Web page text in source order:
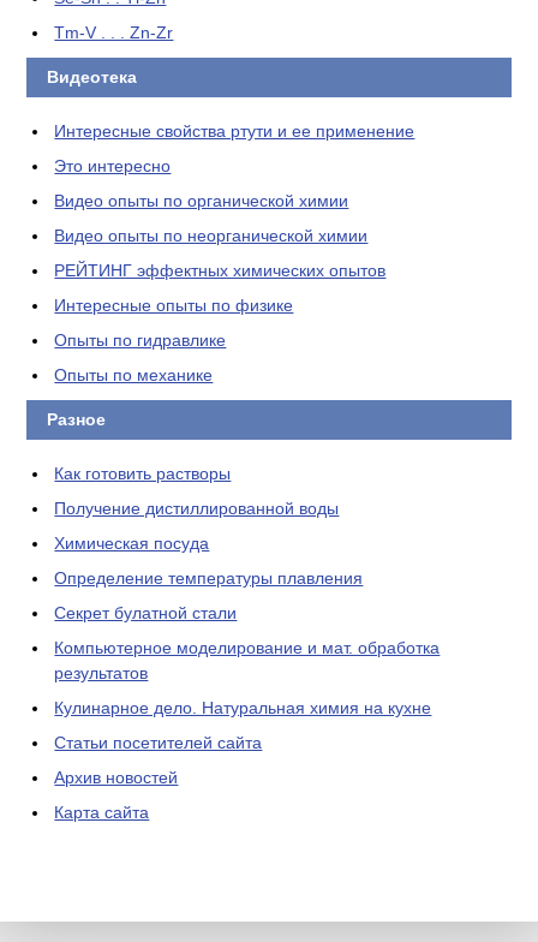
Tm-V . . . Zn-Zr
Видеотека
Интересные свойства ртути и ее применение
Это интересно
Видео опыты по органической химии
Видео опыты по неорганической химии
РЕЙТИНГ эффектных химических опытов
Интересные опыты по физике
Опыты по гидравлике
Опыты по механике
Разное
Как готовить растворы
Получение дистиллированной воды
Химическая посуда
Определение температуры плавления
Секрет булатной стали
Компьютерное моделирование и мат. обработка
результатов
Кулинарное дело. Натуральная химия на кухне
Статьи посетителей сайта
Архив новостей
Карта сайта